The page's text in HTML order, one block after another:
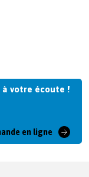
votre écoute !
en ligne